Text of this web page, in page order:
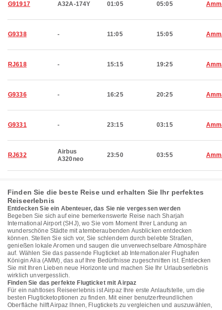
G91917 A32A-174Y 01:05 05:05
G9338 - 11:05 15:05
RJ618 - 15:15 19:25
G9336 - 16:25 20:25
G9331 - 23:15 03:15
RJ632
Airbus
A320neo
23:50 03:55
Finden Sie die beste Reise und erhalten Sie Ihr perfektes
Reiseerlebnis
Entdecken Sie ein Abenteuer, das Sie nie vergessen werden
Begeben Sie sich auf eine bemerkenswerte Reise nach Sharjah
International Airport (SHJ), wo Sie vom Moment Ihrer Landung an
wunderschöne Städte mit atemberaubenden Ausblicken entdecken
können. Stellen Sie sich vor, Sie schlendern durch belebte Straßen,
genießen lokale Aromen und saugen die unverwechselbare Atmosphäre
auf. Wählen Sie das passende Flugticket ab Internationaler Flughafen
Königin Alia (AMM), das auf Ihre Bedürfnisse zugeschnitten ist. Entdecken
Sie mit Ihren Lieben neue Horizonte und machen Sie Ihr Urlaubserlebnis
wirklich unvergesslich.
Finden Sie das perfekte Flugticket mit Airpaz
Für ein nahtloses Reiseerlebnis ist Airpaz Ihre erste Anlaufstelle, um die
besten Flugticketoptionen zu finden. Mit einer benutzerfreundlichen
Oberfläche hilft Airpaz Ihnen, Flugtickets zu vergleichen und auszuwählen,